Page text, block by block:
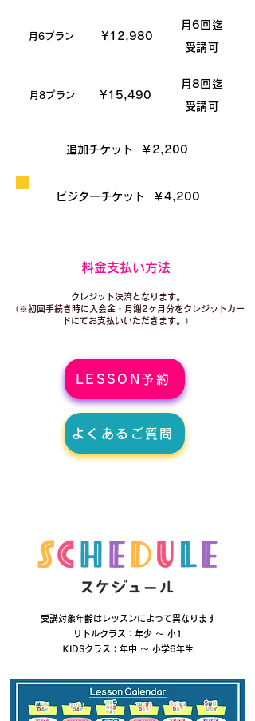
月6プラン ​¥12,980
月6回迄
受講可
月8プラン ​¥15,490
月8回迄
受講可
追加チケット ￥2,200
ビジターチケット ￥4,200
​料金支払い方法
クレジット決済となります。
（※初回手続き時に入会金・月謝2ヶ月分をクレジットカー
ドにてお支払いいただきます。）
LESSON予約
よくあるご質問
受講対象年齢はレッスンによって異なります
リトルクラス：年少 〜 小1
KIDSクラス：年中 〜 小学6年生